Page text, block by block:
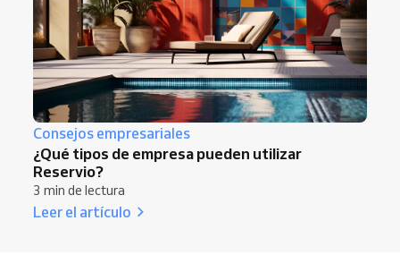
Consejos empresariales
¿Qué tipos de empresa pueden utilizar
Reservio?
3 min de lectura
Leer el artículo